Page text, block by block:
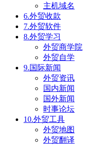
主机域名
6.外贸收款
7.外贸软件
8.外贸学习
外贸商学院
外贸自学
9.国际新闻
外贸资讯
国内新闻
国外新闻
时事论坛
10.外贸工具
外贸地图
外贸翻译